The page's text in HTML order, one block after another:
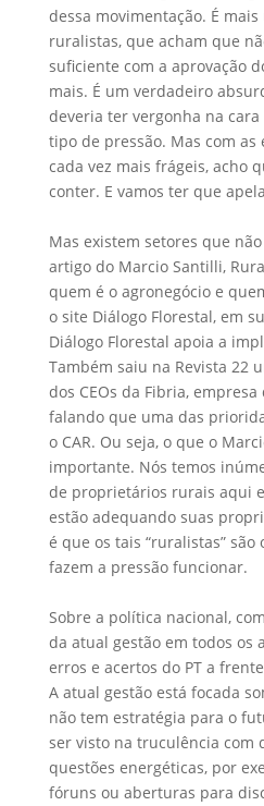
dessa movimentação. É
ruralistas, que acham que
suficiente com a aprovação
mais. É um verdadeiro
deveria ter vergonha na
tipo de pressão. Mas com
cada vez mais frágeis, acho
conter. E vamos ter que
Mas existem setores que
artigo do Marcio Santilli,
quem é o agronegócio e
o site Diálogo Florestal, em
Diálogo Florestal apoia a
Também saiu na Revista 22
dos CEOs da Fibria,
falando que uma das
o CAR. Ou seja, o que o
importante. Nós temos
de proprietários rurais aqui
estão adequando suas
é que os tais “ruralistas” são
fazem a pressão funcionar.
Sobre a política nacional,
da atual gestão em todos os
erros e acertos do PT a
A atual gestão está focada
não tem estratégia para o
ser visto na truculência com
questões energéticas, por
fóruns ou aberturas para